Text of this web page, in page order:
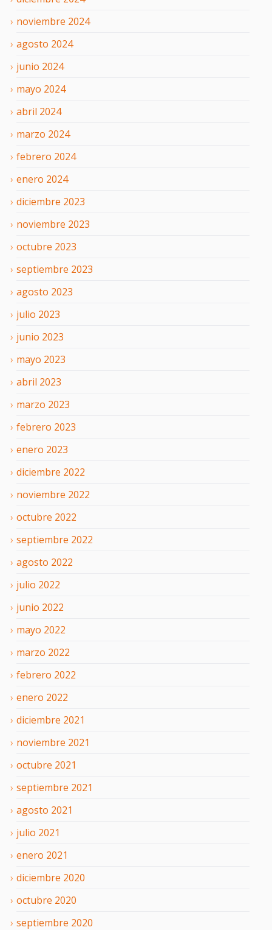
noviembre 2024
agosto 2024
junio 2024
mayo 2024
abril 2024
marzo 2024
febrero 2024
enero 2024
diciembre 2023
noviembre 2023
octubre 2023
septiembre 2023
agosto 2023
julio 2023
junio 2023
mayo 2023
abril 2023
marzo 2023
febrero 2023
enero 2023
diciembre 2022
noviembre 2022
octubre 2022
septiembre 2022
agosto 2022
julio 2022
junio 2022
mayo 2022
marzo 2022
febrero 2022
enero 2022
diciembre 2021
noviembre 2021
octubre 2021
septiembre 2021
agosto 2021
julio 2021
enero 2021
diciembre 2020
octubre 2020
septiembre 2020